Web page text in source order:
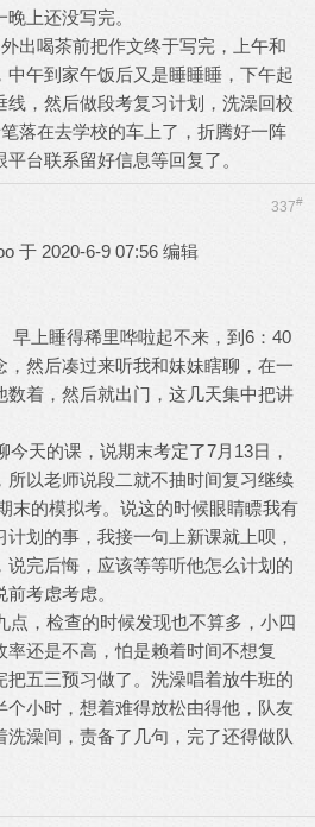
上还没写完。
出喝茶前把作文终于写完，上午和
中午到家午饭后又是睡睡睡，下午起
线，然后做段考复习计划，洗澡回校
落在去学校的车上了，折腾好一阵
台联系留好信息等回复了。
337#
于 2020-6-9 07:56 编辑
睡得稀里哗啦起不来，到6：40
，然后凑过来听我和妹妹瞎聊，在一
数着，然后就出门，这几天集中把讲
天的课，说期末考定了7月13日，
所以老师说段二就不抽时间复习继续
末的模拟考。说这的时候眼睛瞟我有
计划的事，我接一句上新课就上呗，
说完后悔，应该等等听他怎么计划的
考虑考虑。
，检查的时候发现也不算多，小四
率还是不高，怕是赖着时间不想复
把五三预习做了。洗澡唱着放牛班的
个小时，想着难得放松由得他，队友
洗澡间，责备了几句，完了还得做队